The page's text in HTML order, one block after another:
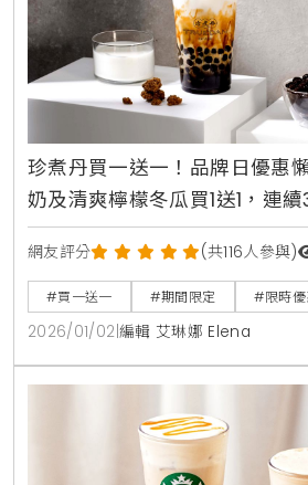
珍煮丹買一送一！品牌日優惠
奶及清爽檸檬冬瓜買1送1，連
網友評分 (共116人參與)
#買一送一 #期間限定 #限時優
2026/01/02 編輯 艾琳娜 Elena